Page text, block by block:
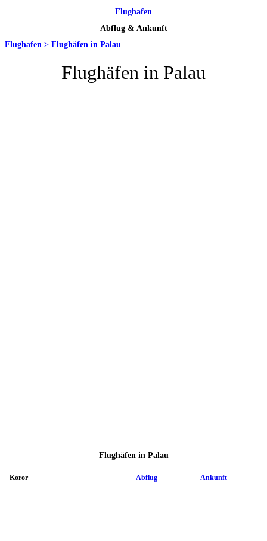
Flughafen
Abflug & Ankunft
Flughafen > Flughäfen in Palau
Flughäfen in Palau
Flughäfen in Palau
Koror Abflug Ankunft